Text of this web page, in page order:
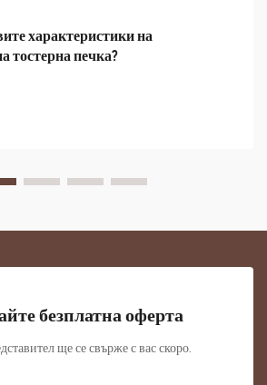
характеристики на
тостерна печка?
безплатна оферта
ще се свърже с вас скоро.